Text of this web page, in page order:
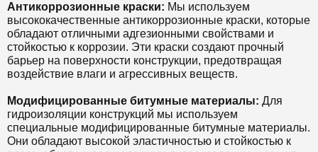
Антикоррозионные краски: Мы используем
высококачественные антикоррозионные краски, которые
обладают отличными адгезионными свойствами и
стойкостью к коррозии. Эти краски создают прочный
барьер на поверхности конструкции, предотвращая
воздействие влаги и агрессивных веществ.
Модифицированные битумные материалы: Для
гидроизоляции конструкций мы используем
специальные модифицированные битумные материалы.
Они обладают высокой эластичностью и стойкостью к